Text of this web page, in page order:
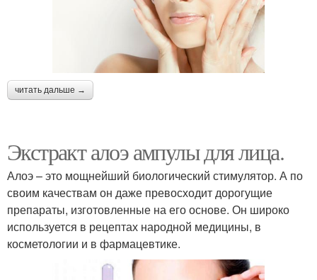
читать дальше →
Экстракт алоэ ампулы для лица.
Алоэ – это мощнейший биологический стимулятор. А по
своим качествам он даже превосходит дорогущие
препараты, изготовленные на его основе. Он широко
используется в рецептах народной медицины, в
косметологии и в фармацевтике.